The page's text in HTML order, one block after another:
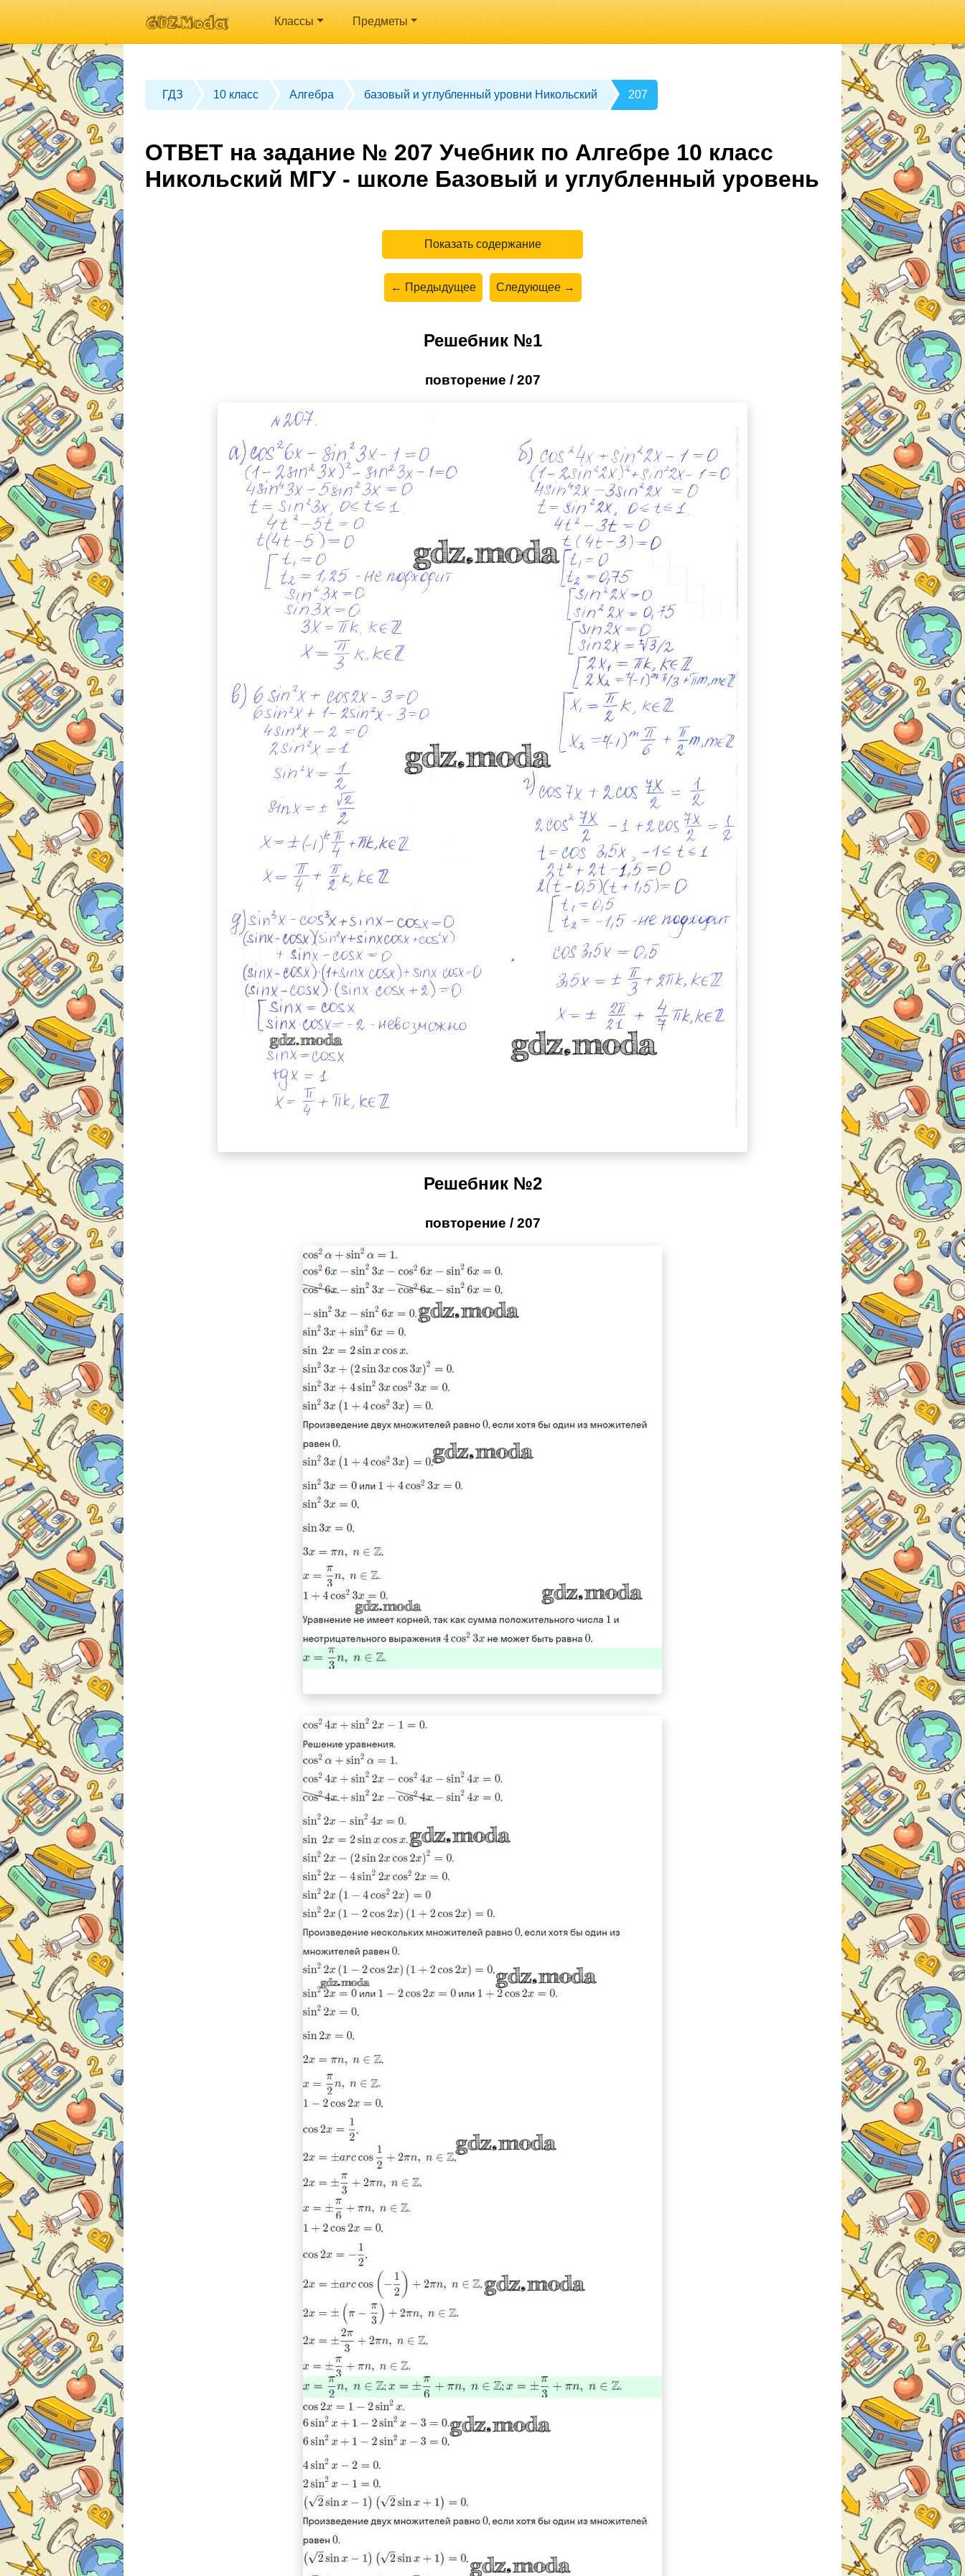
Классы Предметы
ГДЗ 10 класс Алгебра базовый и углубленный уровни Никольский 207
ОТВЕТ на задание № 207 Учебник по Алгебре 10 класс
Никольский МГУ - школе Базовый и углубленный уровень
Показать содержание
← Предыдущее Следующее →
Решебник №1
повторение / 207
Решебник №2
повторение / 207